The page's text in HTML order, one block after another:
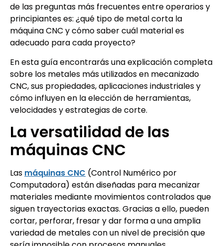
de las preguntas más frecuentes entre operarios y
principiantes es: ¿qué tipo de metal corta la
máquina CNC y cómo saber cuál material es
adecuado para cada proyecto?
En esta guía encontrarás una explicación completa
sobre los metales más utilizados en mecanizado
CNC, sus propiedades, aplicaciones industriales y
cómo influyen en la elección de herramientas,
velocidades y estrategias de corte.
La versatilidad de las
máquinas CNC
Las máquinas CNC (Control Numérico por
Computadora) están diseñadas para mecanizar
materiales mediante movimientos controlados que
siguen trayectorias exactas. Gracias a ello, pueden
cortar, perforar, fresar y dar forma a una amplia
variedad de metales con un nivel de precisión que